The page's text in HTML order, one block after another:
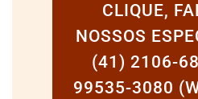
CLIQUE,
NOSSOS
(41) 2106-
99535-3080